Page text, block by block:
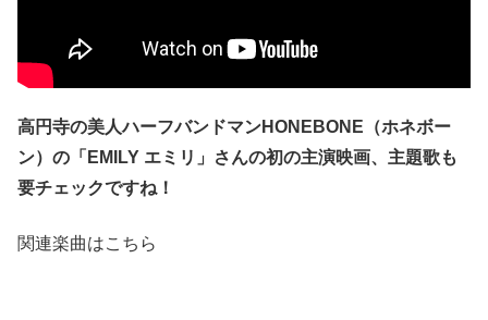
高円寺の美人ハーフバンドマンHONEBONE（ホネボー
ン）の「EMILY エミリ」さんの初の主演映画、主題歌も
要チェックですね！
関連楽曲はこちら